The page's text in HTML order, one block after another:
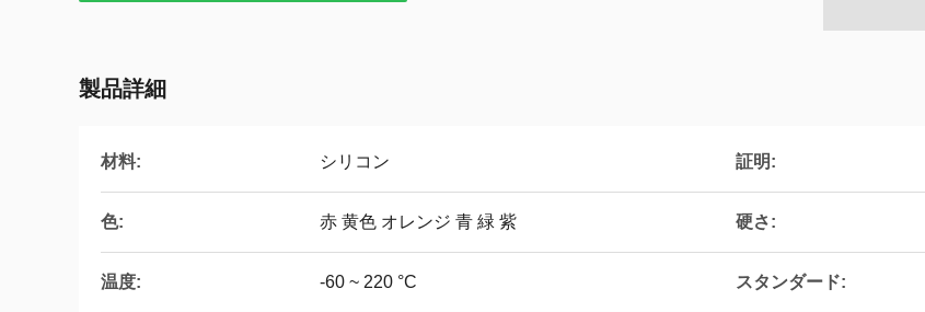
製品詳細
材料: シリコン 証明:
色: 赤 黄色 オレンジ 青 緑 紫 硬さ:
温度: -60 ~ 220 °C スタンダード: